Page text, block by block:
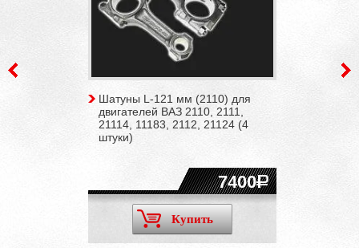
Шатуны L-121 мм (2110) для
двигателей ВАЗ 2110, 2111,
21114, 11183, 2112, 21124 (4
штуки)
7400
Купить